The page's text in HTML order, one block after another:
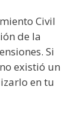
Civil
de la
Si
existió un
en tu